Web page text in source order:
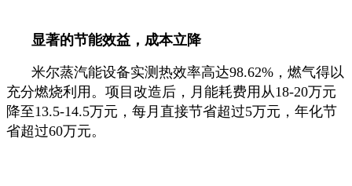
显著的节能效益，成本立降
米尔蒸汽能设备实测热效率高达98.62%，燃气得以
充分燃烧利用。项目改造后，月能耗费用从18-20万元
降至13.5-14.5万元，每月直接节省超过5万元，年化节
省超过60万元。